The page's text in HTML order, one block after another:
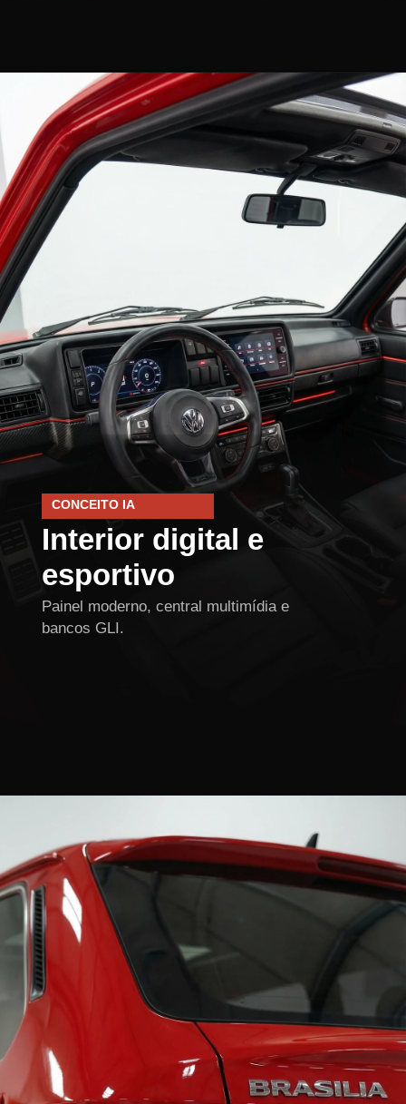
CONCEITO IA
Interior digital e
esportivo
Painel moderno, central multimídia e
bancos GLI.